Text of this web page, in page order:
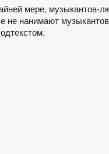
мере, музыкантов-
не нанимают